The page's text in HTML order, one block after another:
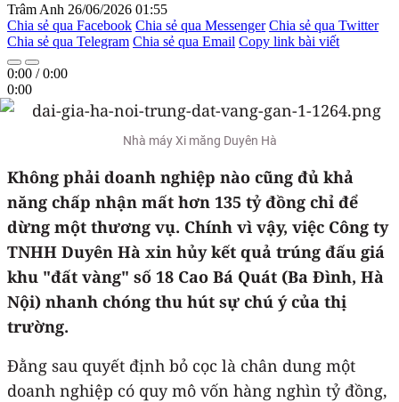
Trâm Anh 26/06/2026 01:55
Chia sẻ qua Facebook Chia sẻ qua Messenger Chia sẻ qua Twitter
Chia sẻ qua Telegram Chia sẻ qua Email Copy link bài viết
0:00 /0:00
0:00
Nhà máy Xi măng Duyên Hà
Không phải doanh nghiệp nào cũng đủ khả
năng chấp nhận mất hơn 135 tỷ đồng chỉ để
dừng một thương vụ. Chính vì vậy, việc Công ty
TNHH Duyên Hà xin hủy kết quả trúng đấu giá
khu "đất vàng" số 18 Cao Bá Quát (Ba Đình, Hà
Nội) nhanh chóng thu hút sự chú ý của thị
trường.
Đằng sau quyết định bỏ cọc là chân dung một
doanh nghiệp có quy mô vốn hàng nghìn tỷ đồng,